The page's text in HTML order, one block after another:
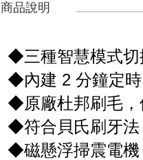
商品說明
◆三種智慧模式切
◆內建 2 分鐘定
◆原廠杜邦刷毛，
◆符合貝氏刷牙法
◆磁懸浮掃震電機